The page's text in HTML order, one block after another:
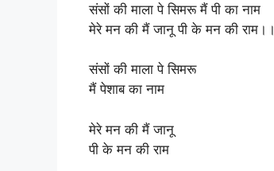
संसों की माला पे सिमरू मैं पी का नाम
मेरे मन की मैं जानू पी के मन की राम।।
संसों की माला पे सिमरू
मैं पेशाब का नाम
मेरे मन की मैं जानू
पी के मन की राम